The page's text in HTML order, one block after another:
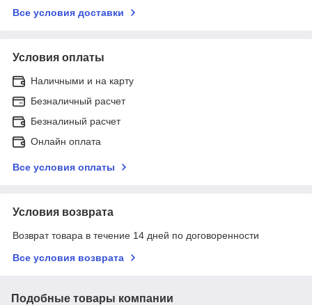
Все условия доставки
Условия оплаты
Наличными и на карту
Безналичный расчет
Безналиный расчет
Онлайн оплата
Все условия оплаты
Условия возврата
Возврат товара в течение 14 дней по договоренности
Все условия возврата
Подобные товары компании